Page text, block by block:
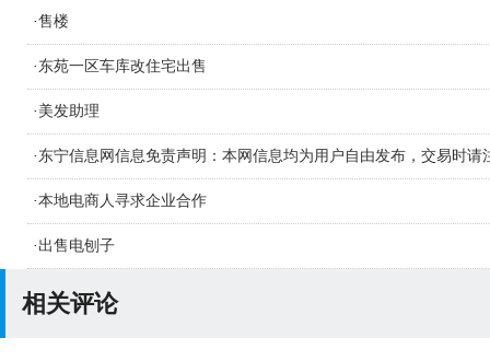
材质钢管
·售楼
· 东苑一区车库改住宅出售
· 美发助理
· 东宁信息网信息免责声明：本网信息均为用户自由发布，交易时请
识别信息的真假，如侵害您的权益请联系删
·本地电商人寻求企业合作
· 出售电刨子
相关评论